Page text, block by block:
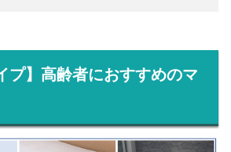
プ】高齢者におすすめのマ